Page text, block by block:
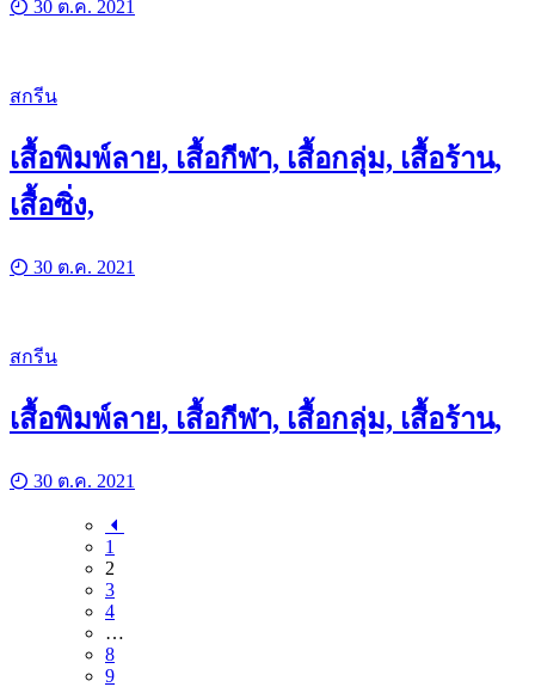
30 ต.ค. 2021
สกรีน
เสื้อพิมพ์ลาย, เสื้อกีฬา, เสื้อกลุ่ม, เสื้อร้าน,
เสื้อซิ่ง,
30 ต.ค. 2021
สกรีน
เสื้อพิมพ์ลาย, เสื้อกีฬา, เสื้อกลุ่ม, เสื้อร้าน,
30 ต.ค. 2021
1
2
3
4
…
8
9